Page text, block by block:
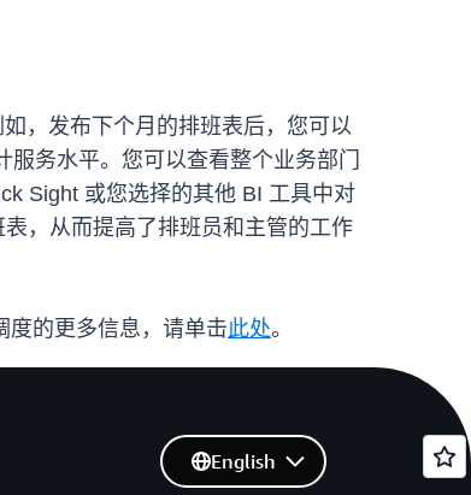
，发布下个月的排班表后，您可以
务水平。您可以查看整个业务部门
Sight 或您选择的其他 BI 工具中对
，从而提高了排班员和主管的工作
度的更多信息，请单击此处。
English